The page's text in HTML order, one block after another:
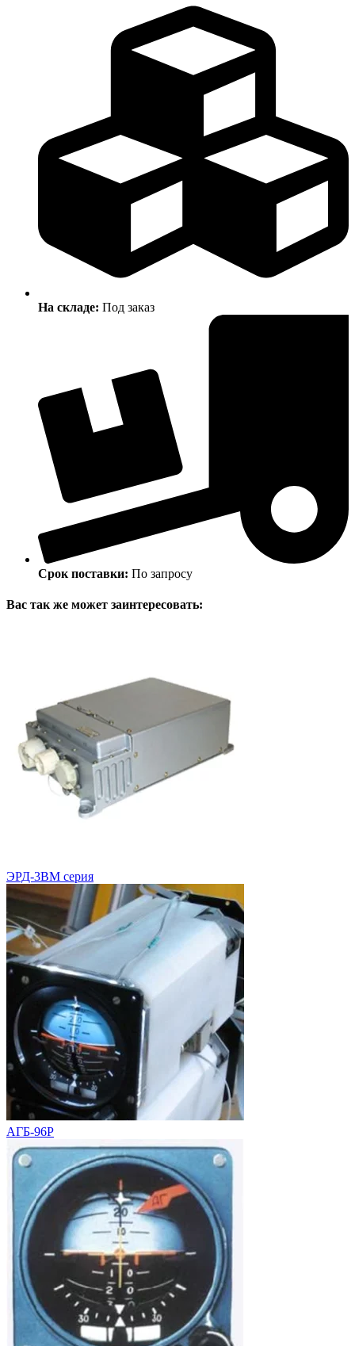
На складе: Под заказ
Срок поставки: По запросу
Вас так же может заинтересовать:
ЭРД-3ВМ серия
АГБ-96Р